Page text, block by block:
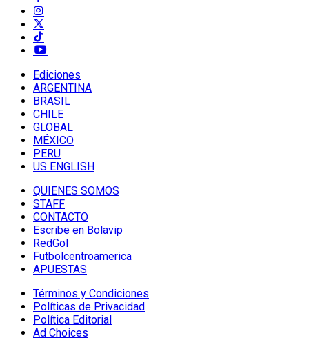
Ediciones
ARGENTINA
BRASIL
CHILE
GLOBAL
MÉXICO
PERU
US ENGLISH
QUIENES SOMOS
STAFF
CONTACTO
Escribe en Bolavip
RedGol
Futbolcentroamerica
APUESTAS
Términos y Condiciones
Políticas de Privacidad
Política Editorial
Ad Choices